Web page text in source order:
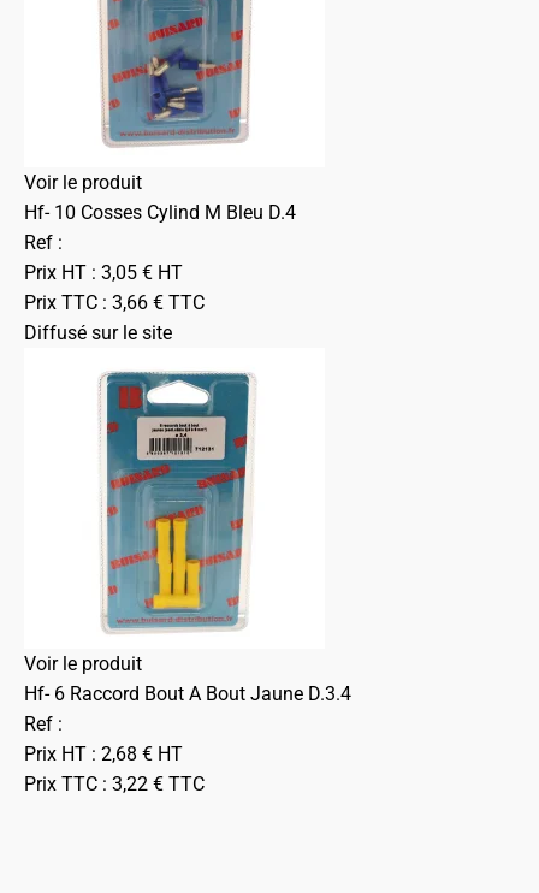
Voir le produit
Hf- 10 Cosses Cylind M Bleu D.4
Ref :
Prix HT : 3,05 € HT
Prix TTC : 3,66 € TTC
Diffusé sur le site
Voir le produit
Hf- 6 Raccord Bout A Bout Jaune D.3.4
Ref :
Prix HT : 2,68 € HT
Prix TTC : 3,22 € TTC